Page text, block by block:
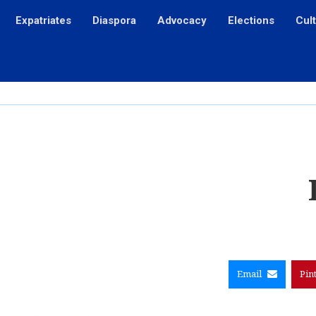
Elections
Advocacy
Diaspora
Expatriates
Email